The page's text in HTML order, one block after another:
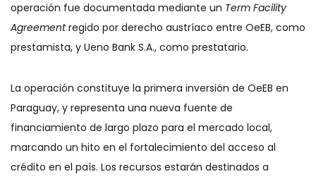
operación fue documentada mediante un Term Facility
Agreementregido por derecho austríaco entre OeEB, como
prestamista, y Ueno Bank S.A., como prestatario.
La operación constituye la primera inversión de OeEB en
Paraguay, y representa una nueva fuente de
financiamiento de largo plazo para el mercado local,
marcando un hito en el fortalecimiento del acceso al
crédito en el país. Los recursos estarán destinados a